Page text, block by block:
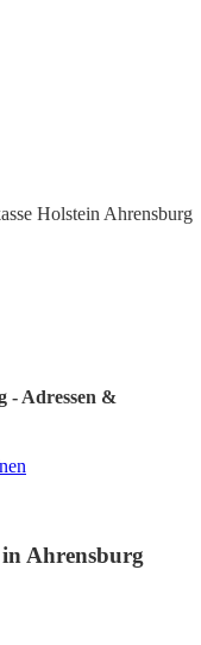
Holstein Ahrensburg
- Adressen &
in Ahrensburg